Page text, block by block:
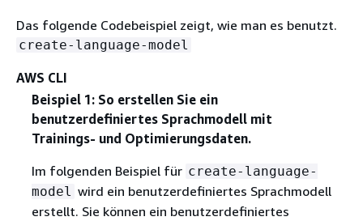
Das folgende Codebeispiel zeigt, wie man es benutzt.
create-language-model
AWS CLI
Beispiel 1: So erstellen Sie ein
benutzerdefiniertes Sprachmodell mit
Trainings- und Optimierungsdaten.
Im folgenden Beispiel für create-language-
model wird ein benutzerdefiniertes Sprachmodell
erstellt. Sie können ein benutzerdefiniertes